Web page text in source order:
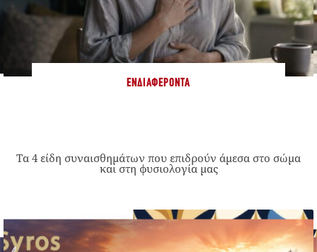
ΕΝΔΙΑΦΈΡΟΝΤΑ
Τα 4 είδη συναισθημάτων που επιδρούν άμεσα στο σώμα
και στη φυσιολογία μας